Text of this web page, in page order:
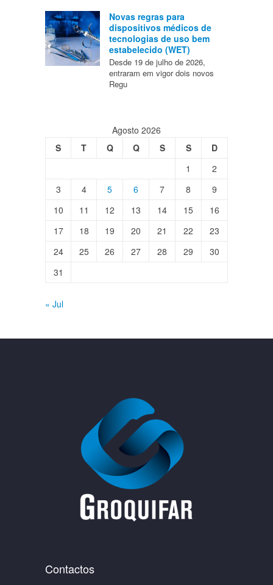
Novas regras para
dispositivos médicos de
tecnologias de uso bem
estabelecido (WET)
Desde 19 de julho de 2026,
entraram em vigor dois novos
Regu
Agosto 2026
S
T Q Q S S
D
1
2
3
4 5 6 7 8
9
10
11 12 13 14 15
16
17
18 19 20 21 22
23
24
25 26 27 28 29
30
31
« Jul
Contactos